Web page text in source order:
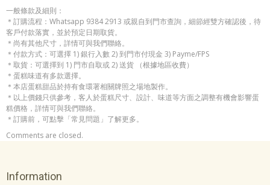
一般條款及細則：
＊訂購流程：Whatsapp 9384 2913 或親自到門市查詢，細節經雙方確認後，待
客戶付款落實，並於預定日期取貨。
＊尚有其他尺寸，詳情可與我們聯絡。
＊付款方式：可選擇 1) 銀行入數 2) 到門市付現金 3) Payme/FPS
＊取貨：可選擇到 1) 門市自取或 2) 送貨 （根據地區收費）
＊蛋糕味道有多款選擇。
＊本店蛋糕甜品於持有食環署相關牌照之場地製作。
＊以上價錢只供參考，客人於蛋糕尺寸、設計、味道等方面之調整有機會影響蛋
糕價格，詳情可與我們聯絡。
＊訂購前，可點擊「常見問題」了解更多。
Comments are closed.
Information